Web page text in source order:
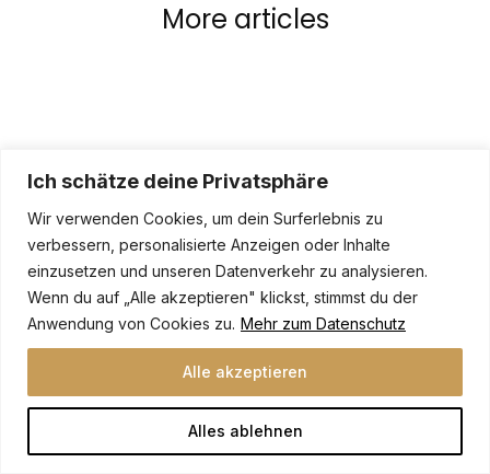
Ich schätze deine Privatsphäre
Wir verwenden Cookies, um dein Surferlebnis zu
verbessern, personalisierte Anzeigen oder Inhalte
einzusetzen und unseren Datenverkehr zu analysieren.
Wenn du auf „Alle akzeptieren" klickst, stimmst du der
Anwendung von Cookies zu. Mehr zum Datenschutz
Alles ablehnen
Alle akzeptieren
More articles